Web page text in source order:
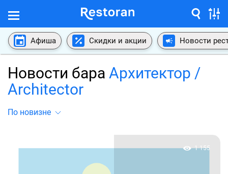
Афиша Скидки и акции Новости
Новости бара Архитектор /
Architector
По новизне
1 155